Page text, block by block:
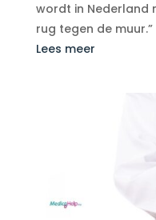
wordt in Nederland
rug tegen de muur.”
Lees meer